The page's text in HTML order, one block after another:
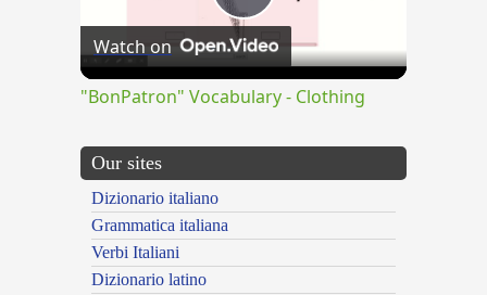
Play
Video
Watch on
"BonPatron" Vocabulary - Clothing
Our sites
Dizionario italiano
Grammatica italiana
Verbi Italiani
Dizionario latino